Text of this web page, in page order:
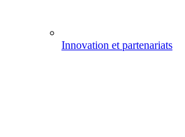
Innovation et partenariats